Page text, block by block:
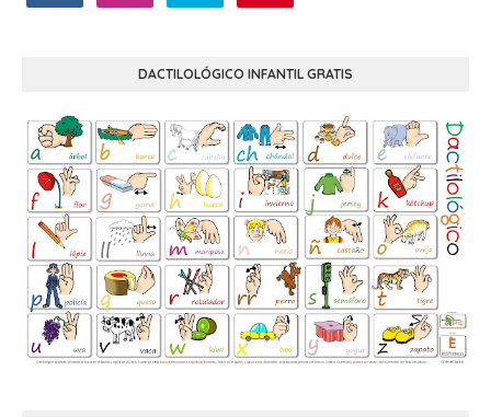
DACTILOLÓGICO INFANTIL GRATIS